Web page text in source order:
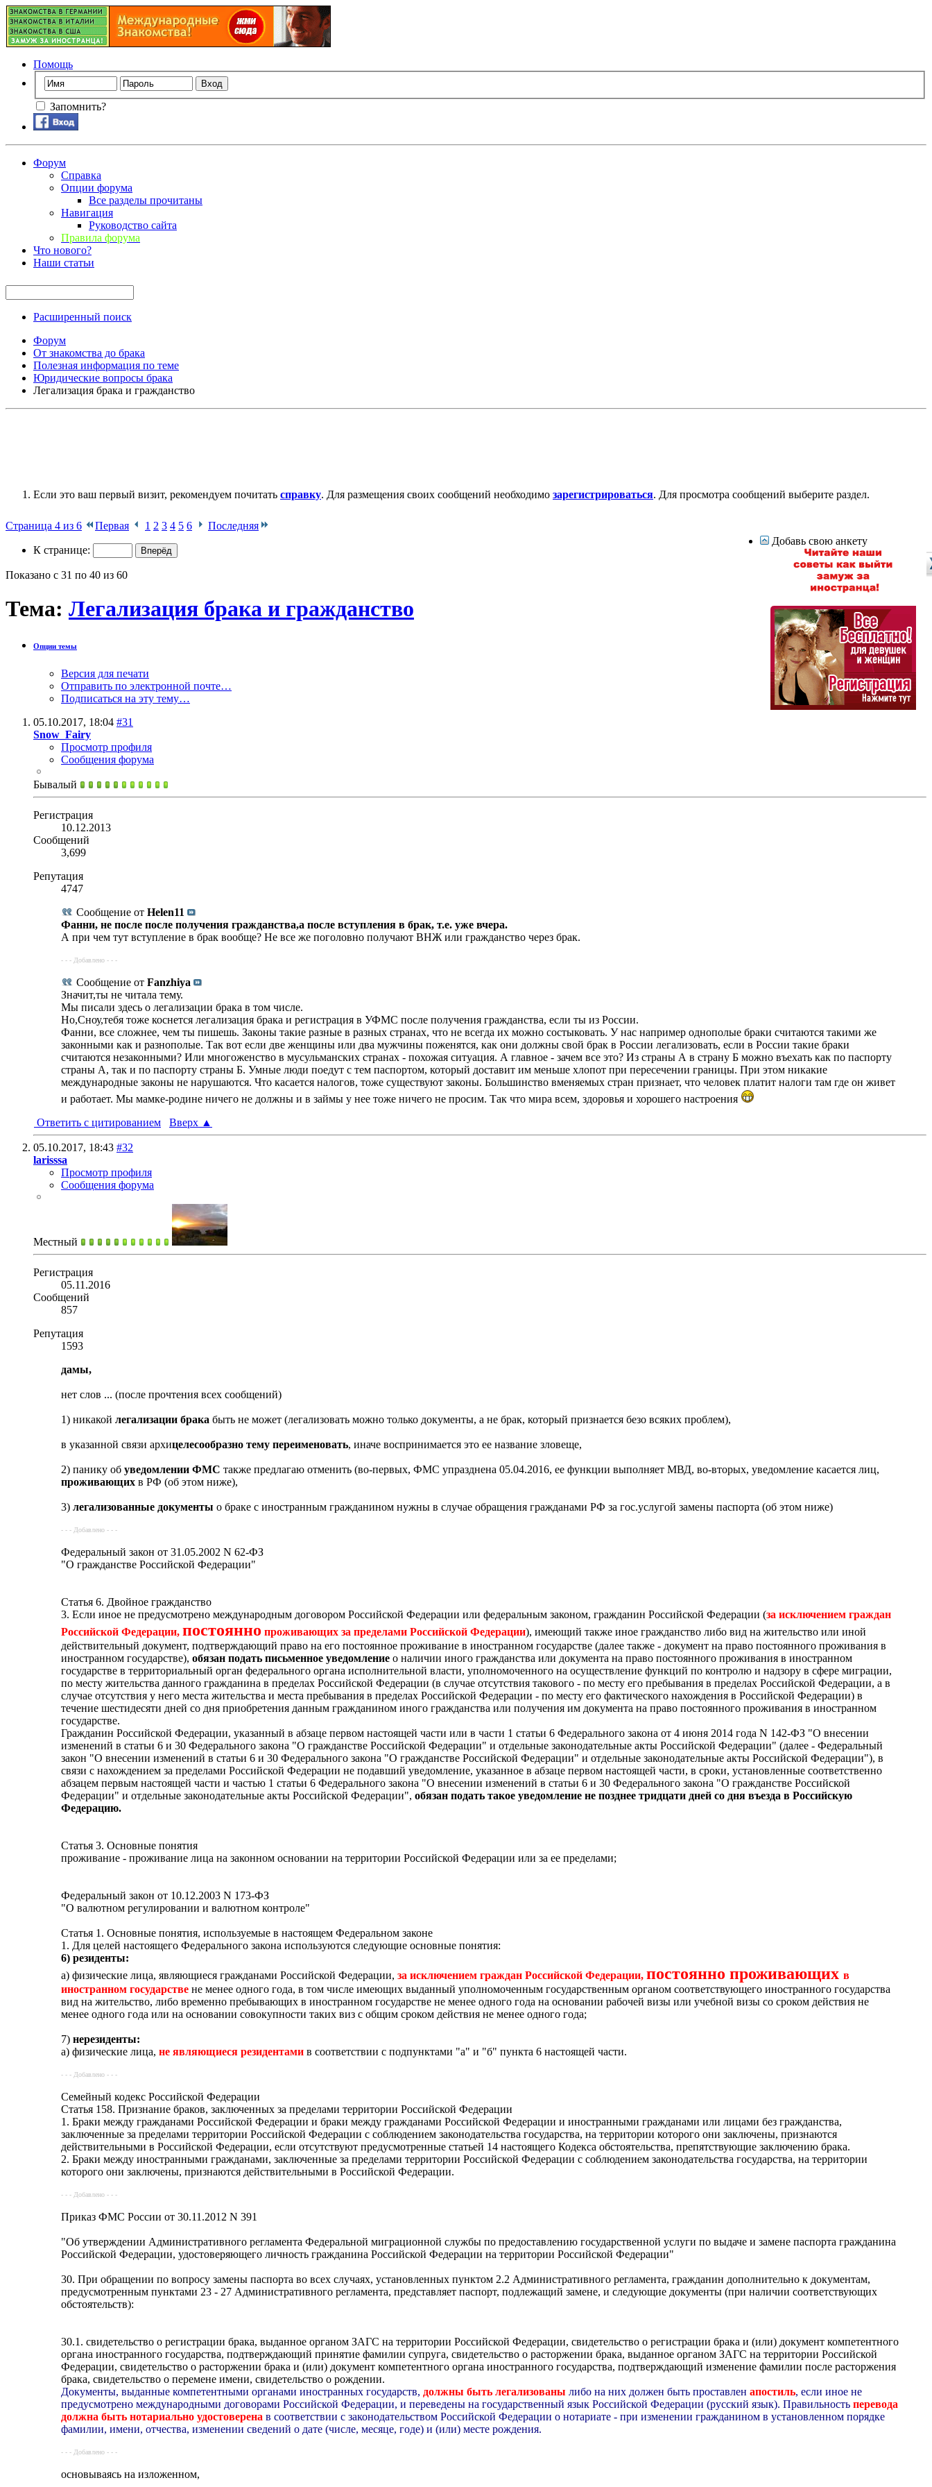
Помощь
Запомнить?
Форум
Справка
Опции форума
Все разделы прочитаны
Навигация
Руководство сайта
Правила форума
Что нового?
Наши статьи
Расширенный поиск
Форум
От знакомства до брака
Полезная информация по теме
Юридические вопросы брака
Легализация брака и гражданство
Если это ваш первый визит, рекомендуем почитать справку. Для размещения своих сообщений необходимо зарегистрироваться. Для просмотра сообщений выберите раздел.
Страница 4 из 6 Первая 1 2 3 4 5 6 Последняя
К странице:
Показано с 31 по 40 из 60
Тема: Легализация брака и гражданство
Опции темы
Версия для печати
Отправить по электронной почте…
Подписаться на эту тему…
05.10.2017, 18:04 #31
Snow_Fairy
Просмотр профиля
Сообщения форума
Бывалый
Регистрация
10.12.2013
Сообщений
3,699
Репутация
4747
Сообщение от Helen11
Фанни, не после после получения гражданства,а после вступления в брак, т.е. уже вчера.
А при чем тут вступление в брак вообще? Не все же поголовно получают ВНЖ или гражданство через брак.
- - - Добавлено - - -
Сообщение от Fanzhiya
Значит,ты не читала тему.
Мы писали здесь о легализации брака в том числе.
Но,Сноу,тебя тоже коснется легализация брака и регистрация в УФМС после получения гражданства, если ты из России.
Фанни, все сложнее, чем ты пишешь. Законы такие разные в разных странах, что не всегда их можно состыковать. У нас например однополые браки считаются такими же
законными как и разнополые. Так вот если две женщины или два мужчины поженятся, как они должны свой брак в России легализовать, если в России такие браки
считаются незаконными? Или многоженство в мусульманских странах - похожая ситуация. А главное - зачем все это? Из страны А в страну Б можно въехать как по паспорту
страны А, так и по паспорту страны Б. Умные люди поедут с тем паспортом, который доставит им меньше хлопот при пересечении границы. При этом никакие
международные законы не нарушаются. Что касается налогов, тоже существуют законы. Большинство вменяемых стран признает, что человек платит налоги там где он живет
и работает. Мы мамке-родине ничего не должны и в займы у нее тоже ничего не просим. Так что мира всем, здоровья и хорошего настроения
Ответить с цитированием
Вверх ▲
05.10.2017, 18:43 #32
larisssa
Просмотр профиля
Сообщения форума
Местный
Регистрация
05.11.2016
Сообщений
857
Репутация
1593
дамы,
нет слов ... (после прочтения всех сообщений)
1) никакой легализации брака быть не может (легализовать можно только документы, а не брак, который признается безо всяких проблем),
в указанной связи архицелесообразно тему переименовать, иначе воспринимается это ее название зловеще,
2) панику об уведомлении ФМС также предлагаю отменить (во-первых, ФМС упразднена 05.04.2016, ее функции выполняет МВД, во-вторых, уведомление касается лиц,
проживающих в РФ (об этом ниже),
3) легализованные документы о браке с иностранным гражданином нужны в случае обращения гражданами РФ за гос.услугой замены паспорта (об этом ниже)
- - - Добавлено - - -
Федеральный закон от 31.05.2002 N 62-ФЗ
"О гражданстве Российской Федерации"
Статья 6. Двойное гражданство
3. Если иное не предусмотрено международным договором Российской Федерации или федеральным законом, гражданин Российской Федерации (за исключением граждан
Российской Федерации, постоянно проживающих за пределами Российской Федерации), имеющий также иное гражданство либо вид на жительство или иной
действительный документ, подтверждающий право на его постоянное проживание в иностранном государстве (далее также - документ на право постоянного проживания в
иностранном государстве), обязан подать письменное уведомление о наличии иного гражданства или документа на право постоянного проживания в иностранном
государстве в территориальный орган федерального органа исполнительной власти, уполномоченного на осуществление функций по контролю и надзору в сфере миграции,
по месту жительства данного гражданина в пределах Российской Федерации (в случае отсутствия такового - по месту его пребывания в пределах Российской Федерации, а в
случае отсутствия у него места жительства и места пребывания в пределах Российской Федерации - по месту его фактического нахождения в Российской Федерации) в
течение шестидесяти дней со дня приобретения данным гражданином иного гражданства или получения им документа на право постоянного проживания в иностранном
государстве.
Гражданин Российской Федерации, указанный в абзаце первом настоящей части или в части 1 статьи 6 Федерального закона от 4 июня 2014 года N 142-ФЗ "О внесении
изменений в статьи 6 и 30 Федерального закона "О гражданстве Российской Федерации" и отдельные законодательные акты Российской Федерации" (далее - Федеральный
закон "О внесении изменений в статьи 6 и 30 Федерального закона "О гражданстве Российской Федерации" и отдельные законодательные акты Российской Федерации"), в
связи с нахождением за пределами Российской Федерации не подавший уведомление, указанное в абзаце первом настоящей части, в сроки, установленные соответственно
абзацем первым настоящей части и частью 1 статьи 6 Федерального закона "О внесении изменений в статьи 6 и 30 Федерального закона "О гражданстве Российской
Федерации" и отдельные законодательные акты Российской Федерации", обязан подать такое уведомление не позднее тридцати дней со дня въезда в Российскую
Федерацию.
Статья 3. Основные понятия
проживание - проживание лица на законном основании на территории Российской Федерации или за ее пределами;
Федеральный закон от 10.12.2003 N 173-ФЗ
"О валютном регулировании и валютном контроле"
Статья 1. Основные понятия, используемые в настоящем Федеральном законе
1. Для целей настоящего Федерального закона используются следующие основные понятия:
6) резиденты:
а) физические лица, являющиеся гражданами Российской Федерации, за исключением граждан Российской Федерации, постоянно проживающих в
иностранном государстве не менее одного года, в том числе имеющих выданный уполномоченным государственным органом соответствующего иностранного государства
вид на жительство, либо временно пребывающих в иностранном государстве не менее одного года на основании рабочей визы или учебной визы со сроком действия не
менее одного года или на основании совокупности таких виз с общим сроком действия не менее одного года;
7) нерезиденты:
а) физические лица, не являющиеся резидентами в соответствии с подпунктами "а" и "б" пункта 6 настоящей части.
- - - Добавлено - - -
Семейный кодекс Российской Федерации
Статья 158. Признание браков, заключенных за пределами территории Российской Федерации
1. Браки между гражданами Российской Федерации и браки между гражданами Российской Федерации и иностранными гражданами или лицами без гражданства,
заключенные за пределами территории Российской Федерации с соблюдением законодательства государства, на территории которого они заключены, признаются
действительными в Российской Федерации, если отсутствуют предусмотренные статьей 14 настоящего Кодекса обстоятельства, препятствующие заключению брака.
2. Браки между иностранными гражданами, заключенные за пределами территории Российской Федерации с соблюдением законодательства государства, на территории
которого они заключены, признаются действительными в Российской Федерации.
- - - Добавлено - - -
Приказ ФМС России от 30.11.2012 N 391
"Об утверждении Административного регламента Федеральной миграционной службы по предоставлению государственной услуги по выдаче и замене паспорта гражданина
Российской Федерации, удостоверяющего личность гражданина Российской Федерации на территории Российской Федерации"
30. При обращении по вопросу замены паспорта во всех случаях, установленных пунктом 2.2 Административного регламента, гражданин дополнительно к документам,
предусмотренным пунктами 23 - 27 Административного регламента, представляет паспорт, подлежащий замене, и следующие документы (при наличии соответствующих
обстоятельств):
30.1. свидетельство о регистрации брака, выданное органом ЗАГС на территории Российской Федерации, свидетельство о регистрации брака и (или) документ компетентного
органа иностранного государства, подтверждающий принятие фамилии супруга, свидетельство о расторжении брака, выданное органом ЗАГС на территории Российской
Федерации, свидетельство о расторжении брака и (или) документ компетентного органа иностранного государства, подтверждающий изменение фамилии после расторжения
брака, свидетельство о перемене имени, свидетельство о рождении.
Документы, выданные компетентными органами иностранных государств, должны быть легализованы либо на них должен быть проставлен апостиль, если иное не
предусмотрено международными договорами Российской Федерации, и переведены на государственный язык Российской Федерации (русский язык). Правильность перевода
должна быть нотариально удостоверена в соответствии с законодательством Российской Федерации о нотариате - при изменении гражданином в установленном порядке
фамилии, имени, отчества, изменении сведений о дате (числе, месяце, годе) и (или) месте рождения.
- - - Добавлено - - -
основываясь на изложенном,
Добавь свою анкету